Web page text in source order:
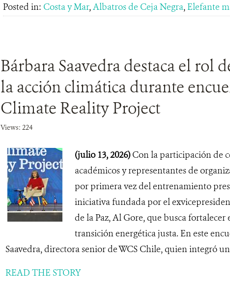
Posted in: Costa y Mar,Albatros de Ceja Negra, Elefante
Bárbara Saavedra destaca el rol
la acción climática durante
Climate Reality Project
Views: 224
(julio 13, 2026)Con la participación de
académicos y representantes de
por primera vez del entrenamiento
iniciativa fundada por el
de la Paz, Al Gore, que busca
transición energética justa. En este
Saavedra, directora senior de WCS Chile, quien integró
READ THE STORY